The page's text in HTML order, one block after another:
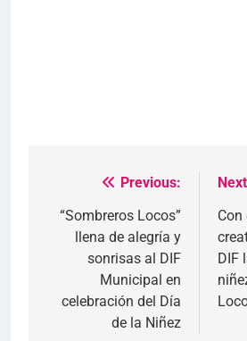
Navegación
de
entradas
Previous:
“Sombreros Locos”
llena de alegría y
sonrisas al DIF
Municipal en
celebración del Día
de la Niñez
Con
DIF